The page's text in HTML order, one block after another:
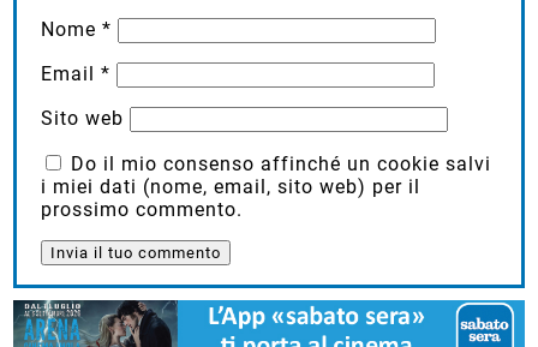
Nome*
Email*
Sito web
Do il mio consenso affinché un cookie salvi
i miei dati (nome, email, sito web) per il
prossimo commento.